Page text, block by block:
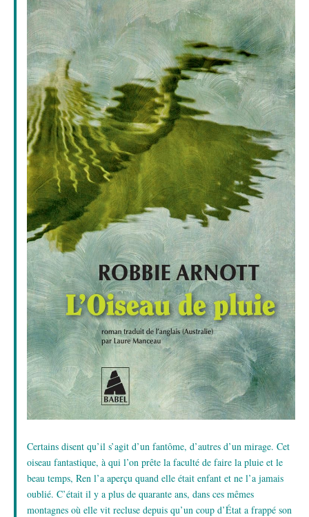
Certains disent qu’il s’agit d’un fantôme, d’autres d’un mirage. Cet
oiseau fantastique, à qui l’on prête la faculté de faire la pluie et le
beau temps, Ren l’a aperçu quand elle était enfant et ne l’a jamais
oublié. C’était il y a plus de quarante ans, dans ces mêmes
montagnes où elle vit recluse depuis qu’un coup d’État a frappé son